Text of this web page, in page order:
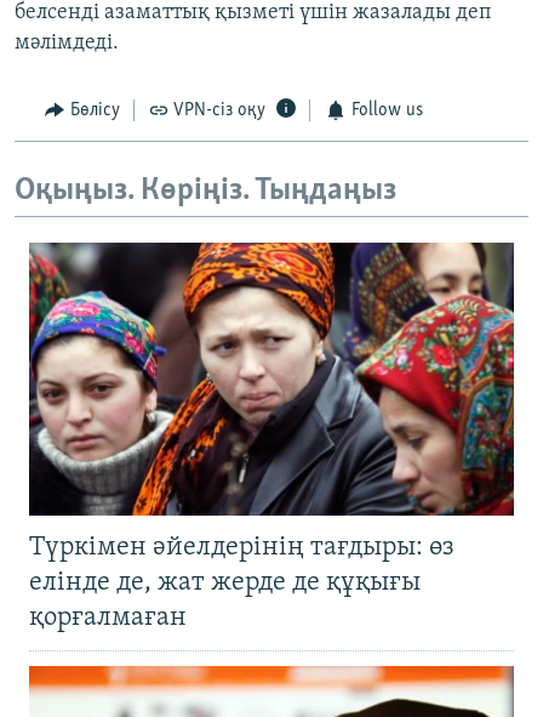
белсенді азаматтық қызметі үшін жазалады деп
мәлімдеді.
Бөлісу VPN-сіз оқу Follow us
Оқыңыз. Көріңіз. Тыңдаңыз
Түркімен әйелдерінің тағдыры: өз
елінде де, жат жерде де құқығы
қорғалмаған